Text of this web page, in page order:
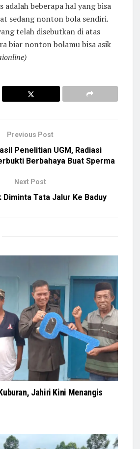
adalah beberapa hal yang bisa
sedang nonton bola sendiri.
telah disebutkan di atas
biar nonton bolamu bisa asik
Previous Post
Penelitian UGM, Radiasi
Berbahaya Buat Sperma
Next Post
Diminta Tata Jalur Ke Baduy
Jahiri Kini Menangis